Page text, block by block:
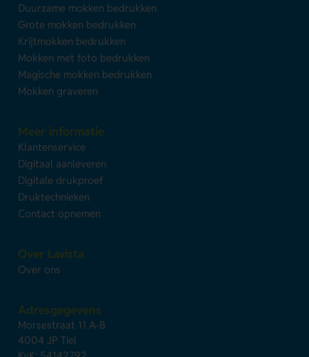
Duurzame mokken bedrukken
Grote mokken bedrukken
Krijtmokken bedrukken
Mokken met foto bedrukken
Magische mokken bedrukken
Mokken graveren
Meer informatie
Klantenservice
Digitaal aanleveren
Digitale drukproef
Druktechnieken
Contact opnemen
Over Lavista
Over ons
Adresgegevens
Morsestraat 11 A-B
4004 JP Tiel